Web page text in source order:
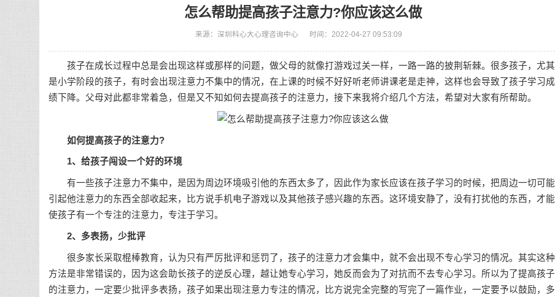
怎么帮助提高孩子注意力?你应该这么做
来源：深圳科心大心理咨询中心 时间：2022-04-27 09:53:09
孩子在成长过程中总是会出现这样或那样的问题，做父母的就像打游戏过关一样，一路一路的披荆斩棘。很多孩子，尤其
是小学阶段的孩子，有时会出现注意力不集中的情况，在上课的时候不好好听老师讲课老是走神，这样也会导致了孩子学习成
绩下降。父母对此都非常着急，但是又不知如何去提高孩子的注意力，接下来我将介绍几个方法，希望对大家有所帮助。
如何提高孩子的注意力?
1、给孩子闯设一个好的环境
有一些孩子注意力不集中，是因为周边环境吸引他的东西太多了，因此作为家长应该在孩子学习的时候，把周边一切可能
引起他注意力的东西全部收起来，比方说手机电子游戏以及其他孩子感兴趣的东西。这环境安静了，没有打扰他的东西，才能
使孩子有一个专注的注意力，专注于学习。
2、多表扬，少批评
很多家长采取棍棒教育，认为只有严厉批评和惩罚了，孩子的注意力才会集中，就不会出现不专心学习的情况。其实这种
方法是非常错误的，因为这会助长孩子的逆反心理，越让她专心学习，她反而会为了对抗而不去专心学习。所以为了提高孩子
的注意力，一定要少批评多表扬，孩子如果出现注意力专注的情况，比方说完全完整的写完了一篇作业，一定要予以鼓励，多